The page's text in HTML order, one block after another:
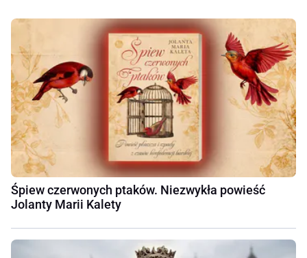
Śpiew czerwonych ptaków. Niezwykła powieść
Jolanty Marii Kalety